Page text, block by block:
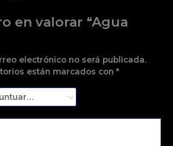
en valorar “Agua
electrónico no será publicada.
están marcados con *